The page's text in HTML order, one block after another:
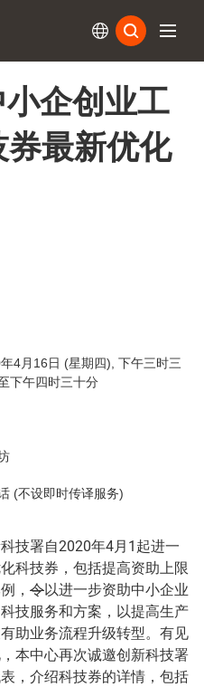
企创业工
最新优化
4月16日 (星期四), 下午三时三
下午四时三十分
(不设即时传译服务)
技署自2020年4月1起进一
科技券，包括提高资助上限
， 令以进一步资助中小企业
技服务和方案，以提高生产
助业务流程升级转型。有见
本中心再次诚邀创新科技署
，介绍科技券的详情，包括